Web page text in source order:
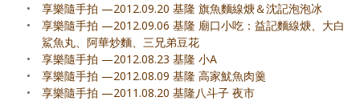
•
享樂隨手拍 —2012.09.20 基隆 旗魚麵線焿＆沈記泡泡冰
•
享樂隨手拍 —2012.09.06 基隆 廟口小吃：益記麵線焿、大白
鯊魚丸、阿華炒麵、三兄弟豆花
•
享樂隨手拍 —2012.08.23 基隆 小A
•
享樂隨手拍 —2012.08.09 基隆 高家魷魚肉羹
•
享樂隨手拍 —2011.08.20 基隆八斗子 夜市